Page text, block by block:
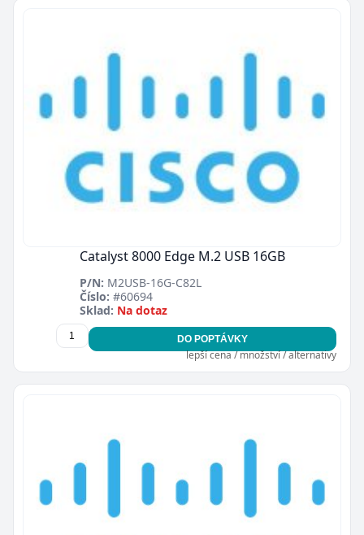
Catalyst 8000 Edge M.2 USB 16GB
P/N: M2USB-16G-C82L
Číslo: #60694
Sklad: Na dotaz
DO POPTÁVKY
lepší cena / množství / alternativy